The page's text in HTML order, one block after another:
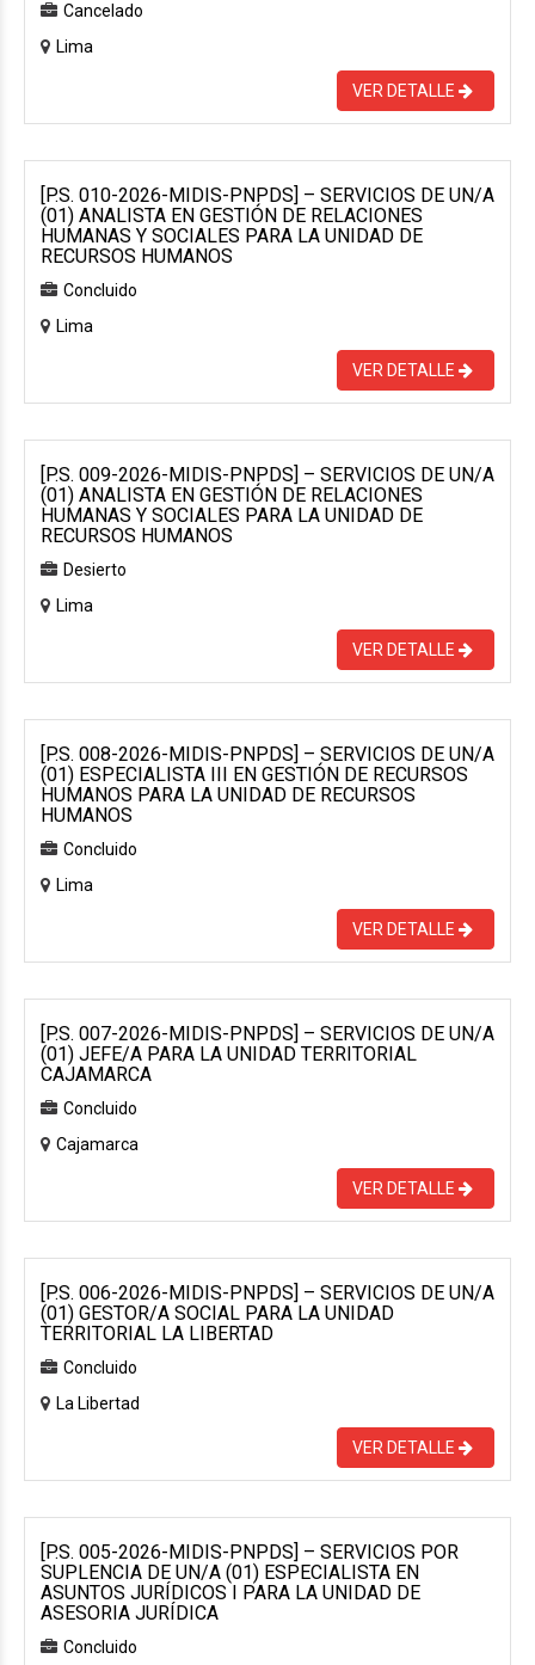
Cancelado
Lima
VER DETALLE
[P.S. 010-2026-MIDIS-PNPDS] – SERVICIOS DE UN/A
(01) ANALISTA EN GESTIÓN DE RELACIONES
HUMANAS Y SOCIALES PARA LA UNIDAD DE
RECURSOS HUMANOS
Concluido
Lima
VER DETALLE
[P.S. 009-2026-MIDIS-PNPDS] – SERVICIOS DE UN/A
(01) ANALISTA EN GESTIÓN DE RELACIONES
HUMANAS Y SOCIALES PARA LA UNIDAD DE
RECURSOS HUMANOS
Desierto
Lima
VER DETALLE
[P.S. 008-2026-MIDIS-PNPDS] – SERVICIOS DE UN/A
(01) ESPECIALISTA III EN GESTIÓN DE RECURSOS
HUMANOS PARA LA UNIDAD DE RECURSOS
HUMANOS
Concluido
Lima
VER DETALLE
[P.S. 007-2026-MIDIS-PNPDS] – SERVICIOS DE UN/A
(01) JEFE/A PARA LA UNIDAD TERRITORIAL
CAJAMARCA
Concluido
Cajamarca
VER DETALLE
[P.S. 006-2026-MIDIS-PNPDS] – SERVICIOS DE UN/A
(01) GESTOR/A SOCIAL PARA LA UNIDAD
TERRITORIAL LA LIBERTAD
Concluido
La Libertad
VER DETALLE
[P.S. 005-2026-MIDIS-PNPDS] – SERVICIOS POR
SUPLENCIA DE UN/A (01) ESPECIALISTA EN
ASUNTOS JURÍDICOS I PARA LA UNIDAD DE
ASESORIA JURÍDICA
Concluido